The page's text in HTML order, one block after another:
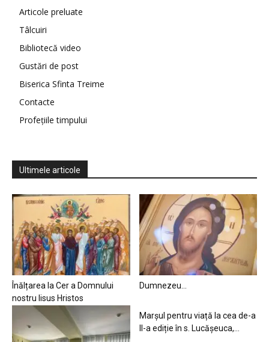
Articole preluate
Tâlcuiri
Bibliotecă video
Gustări de post
Biserica Sfinta Treime
Contacte
Profețiile timpului
Ultimele articole
Înălțarea la Cer a Domnului
nostru Iisus Hristos
Dumnezeu…
Marșul pentru viață la cea de-a
II-a ediție în s. Lucășeuca,...